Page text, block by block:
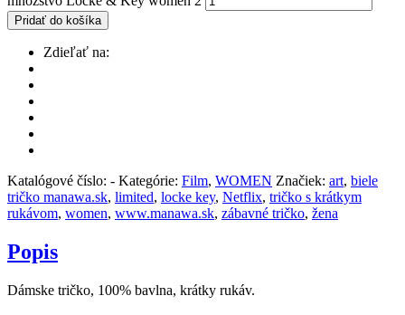
Pridať do košíka
Zdieľať na:
Katalógové číslo: - Kategórie: Film, WOMEN Značiek: art, biele
tričko manawa.sk, limited, locke key, Netflix, tričko s krátkym
rukávom, women, www.manawa.sk, zábavné tričko, žena
Popis
Dámske tričko, 100% bavlna, krátky rukáv.